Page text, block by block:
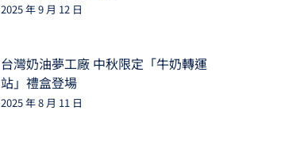
2025 年 9 月 12 日
台灣奶油夢工廠 中秋限定「牛奶轉運
站」禮盒登場
2025 年 8 月 11 日